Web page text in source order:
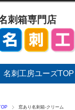
刺箱専門店
名刺工房ユーズTOP
窓あり名刺箱-クリーム